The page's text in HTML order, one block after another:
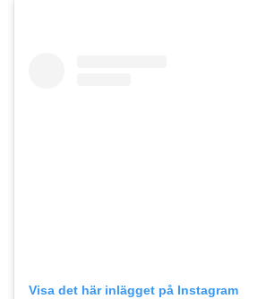
Visa det här inlägget på Instagram